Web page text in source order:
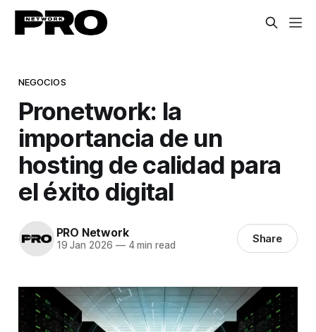
NEGOCIOS
Pronetwork: la
importancia de un
hosting de calidad para
el éxito digital
PRO Network
19 Jan 2026 —4 min read Share